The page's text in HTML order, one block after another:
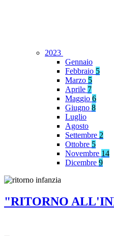
2023
Gennaio
Febbraio 5
Marzo 5
Aprile 7
Maggio 6
Giugno 8
Luglio
Agosto
Settembre 2
Ottobre 5
Novembre 14
Dicembre 9
"RITORNO